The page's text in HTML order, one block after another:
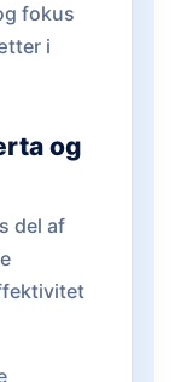
fokus
i
og
del af